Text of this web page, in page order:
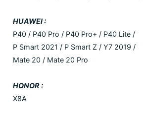
HUAWEI :
P40 / P40 Pro / P40 Pro+ / P40 Lite /
P Smart 2021 / P Smart Z / Y7 2019 /
Mate 20 / Mate 20 Pro
HONOR :
X8A